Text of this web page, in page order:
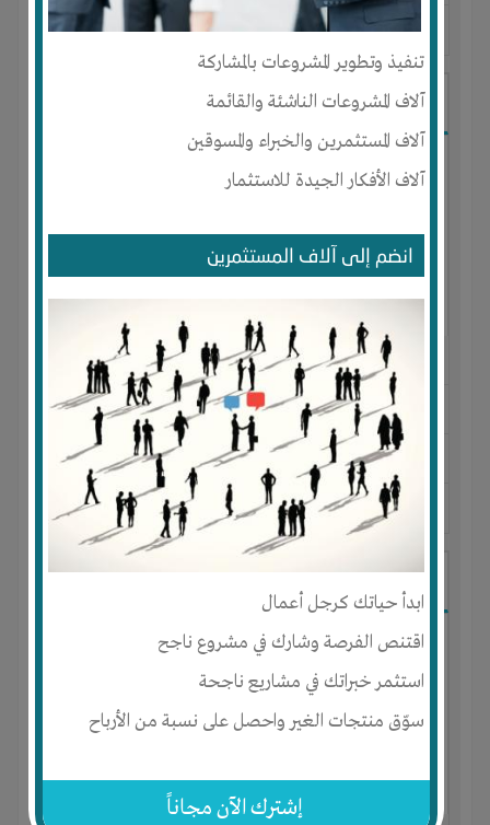
تنفيذ وتطوير المشروعات بالمشاركة
آلاف المشروعات الناشئة والقائمة
آلاف المستثمرين والخبراء والمسوقين
آلاف الأفكار الجيدة للاستثمار
انضم إلى آلاف المستثمرين
ابدأ حياتك كرجل أعمال
اقتنص الفرصة وشارك في مشروع ناجح
استثمر خبراتك في مشاريع ناجحة
سوّق منتجات الغير واحصل على نسبة من الأرباح
إشترك الآن مجاناً
آخر ظهور: : منذ 3 اشهر
Ibrahim Mostafa
الجنس : ذكر
لديـه :المال علاقات
المكان :مصر -القاهرة -المقطم
آخر ظهور: : منذ 3 اشهر
ابو محمد